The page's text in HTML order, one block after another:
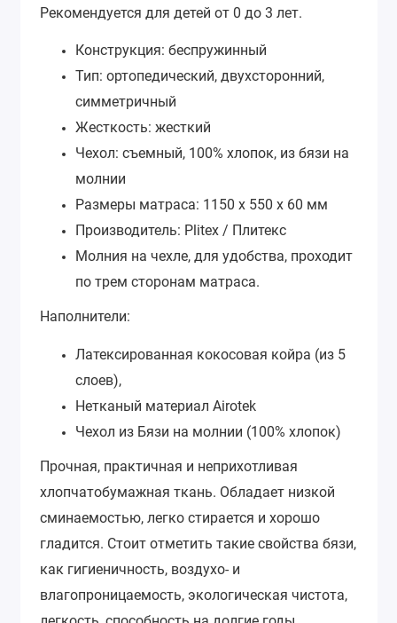
Рекомендуется для детей от 0 до 3 лет.
Конструкция: беспружинный
Тип: ортопедический, двухсторонний,
симметричный
Жесткость: жесткий
Чехол: съемный, 100% хлопок, из бязи на
молнии
Размеры матраса: 1150 х 550 х 60 мм
Производитель: Plitex / Плитекс
Молния на чехле, для удобства, проходит
по трем сторонам матраса.
Наполнители:
Латексированная кокосовая койра (из 5
слоев),
Нетканый материал Airotek
Чехол из Бязи на молнии (100% хлопок)
Прочная, практичная и неприхотливая
хлопчатобумажная ткань. Обладает низкой
сминаемостью, легко стирается и хорошо
гладится. Стоит отметить такие свойства бязи,
как гигиеничность, воздухо- и
влагопроницаемость, экологическая чистота,